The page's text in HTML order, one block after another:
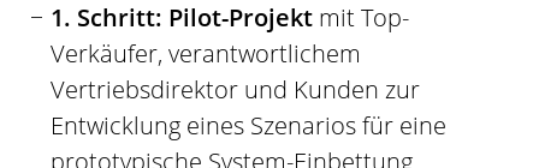
1. Schritt: Pilot-Projekt mit Top-
Verkäufer, verantwortlichem
Vertriebsdirektor und Kunden zur
Entwicklung eines Szenarios für eine
prototypische System-Einbettung